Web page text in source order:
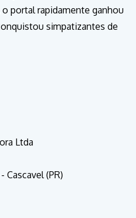
portal rapidamente ganhou
simpatizantes de
Ltda
Cascavel (PR)